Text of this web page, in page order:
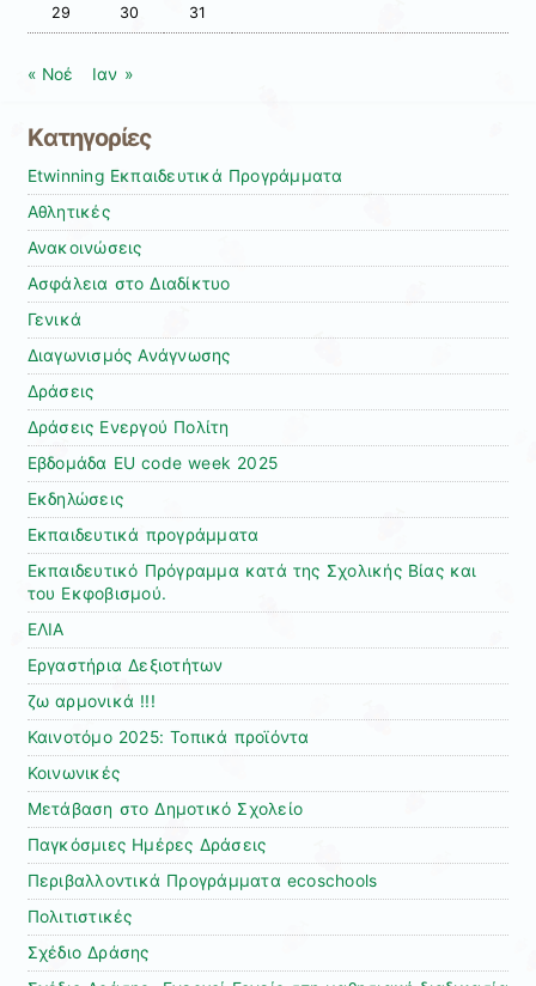
29 30 31
« Νοέ Ιαν »
Kατηγορίες
Etwinning Εκπαιδευτικά Προγράμματα
Αθλητικές
Ανακοινώσεις
Ασφάλεια στο Διαδίκτυο
Γενικά
Διαγωνισμός Ανάγνωσης
Δράσεις
Δράσεις Ενεργού Πολίτη
Εβδομάδα EU code week 2025
Εκδηλώσεις
Εκπαιδευτικά προγράμματα
Εκπαιδευτικό Πρόγραμμα κατά της Σχολικής Βίας και
του Εκφοβισμού.
ΕΛΙΑ
Εργαστήρια Δεξιοτήτων
ζω αρμονικά !!!
Καινοτόμο 2025: Τοπικά προϊόντα
Κοινωνικές
Μετάβαση στο Δημοτικό Σχολείο
Παγκόσμιες Ημέρες Δράσεις
Περιβαλλοντικά Προγράμματα ecoschools
Πολιτιστικές
Σχέδιο Δράσης